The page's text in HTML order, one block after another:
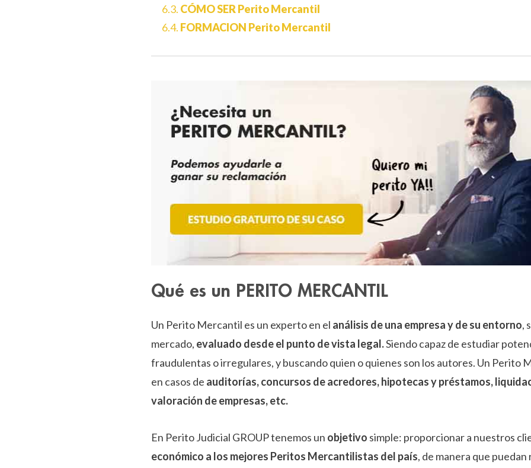
6.3. CÓMO SER Perito Mercantil
6.4. FORMACION Perito Mercantil
Qué es un PERITO MERCANTIL
Un Perito Mercantil es un experto en el análisis de una empresa y de su entorno,
mercado, evaluado desde el punto de vista legal.Siendo capaz de estudiar
fraudulentas o irregulares, y buscando quien o quienes son los autores. Un Perito
en casos de auditorías, concursos de acredores, hipotecas y préstamos,
valoración de empresas, etc.
En Perito Judicial GROUP tenemos un objetivo simple: proporcionar a nuestros
económico a los mejores Peritos Mercantilistas del país, de manera que